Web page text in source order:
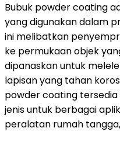
Bubuk powder coating
yang digunakan dalam
ini melibatkan
ke permukaan objek
dipanaskan untuk
lapisan yang tahan
powder coating
jenis untuk berbagai
peralatan rumah